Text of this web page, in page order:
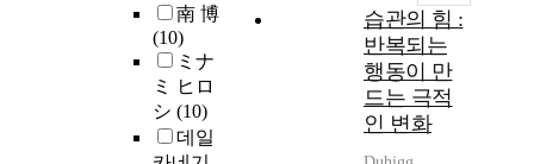
南 博
(10)
ミナ
ミ ヒロ
シ (10)
데일
습관의 힘 :
반복되는
행동이 만
드는 극적
인 변화